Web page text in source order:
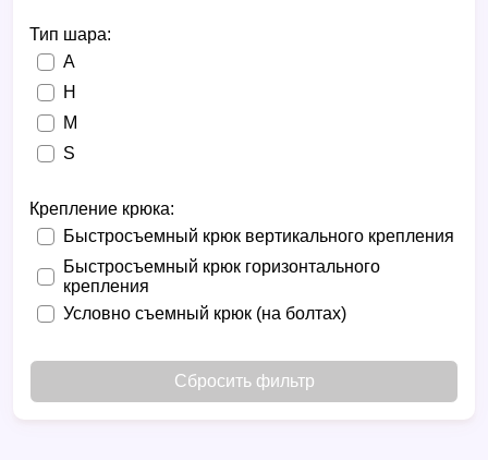
Тип шара:
A
H
M
S
Крепление крюка:
Быстросъемный крюк вертикального крепления
Быстросъемный крюк горизонтального
крепления
Условно съемный крюк (на болтах)
Сбросить фильтр